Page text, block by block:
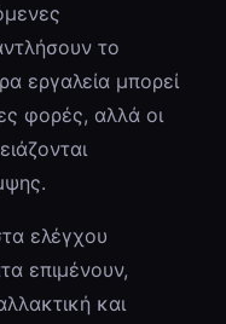
το
εργαλεία μπορεί
φορές, αλλά οι
ελέγχου
επιμένουν,
και